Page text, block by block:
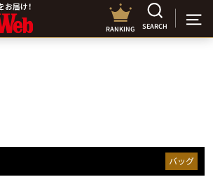
RANKING SEARCH
バッグ